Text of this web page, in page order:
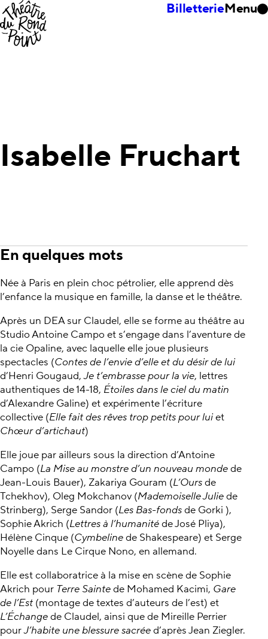
BilletterieMenu
Isabelle Fruchart
En quelques mots
Née à Paris en plein choc pétrolier, elle apprend dès
l’enfance la musique en famille, la danse et le théâtre.
Après un DEA sur Claudel, elle se forme au théâtre au
Studio Antoine Campo et s’engage dans l’aventure de
la cie Opaline, avec laquelle elle joue plusieurs
spectacles (Contes de l’envie d’elle et du désir de lui
d’Henri Gougaud,Je t’embrasse pour la vie, lettres
authentiques de 14-18, Étoiles dans le ciel du matin
d’Alexandre Galine) et expérimente l’écriture
collective (Elle fait des rêves trop petits pour luiet
Chœur d’artichaut)
Elle joue par ailleurs sous la direction d’Antoine
Campo (La Mise au monstre d’un nouveau mondede
Jean-Louis Bauer), Zakariya Gouram (L’Oursde
Tchekhov), Oleg Mokchanov (Mademoiselle Juliede
Strinberg), Serge Sandor (Les Bas-fondsde Gorki ),
Sophie Akrich (Lettres à l’humanitéde José Pliya),
Hélène Cinque (Cymbelinede Shakespeare) et Serge
Noyelle dans Le Cirque Nono, en allemand.
Elle est collaboratrice à la mise en scène de Sophie
Akrich pour Terre Saintede Mohamed Kacimi, Gare
de l’Est (montage de textes d’auteurs de l’est) et
L’Échangede Claudel, ainsi que de Mireille Perrier
pourJ’habite une blessure sacréed’après Jean Ziegler.